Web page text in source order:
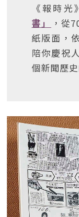
《報時光
書」
，從
紙版面，
陪你慶祝
個新聞歷